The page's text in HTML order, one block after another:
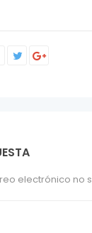
electrónico no